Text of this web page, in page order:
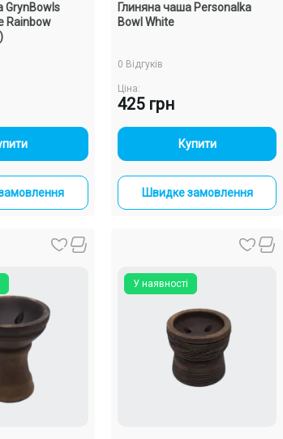
GrynBowls
Rainbow
+
Глиняна чаша Personalka
Bowl White
0 Відгуків
Ціна:
425 грн
- +
Купити
Швидке замовлення
У наявності